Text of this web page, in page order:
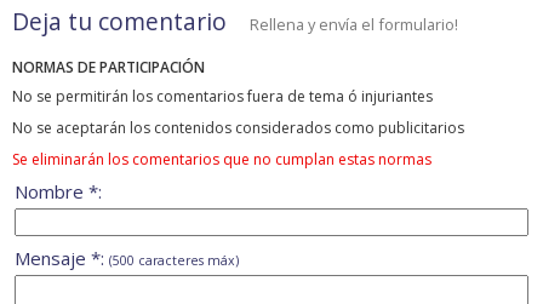
Deja tu comentario Rellena y envía el formulario!
NORMAS DE PARTICIPACIÓN
No se permitirán los comentarios fuera de tema ó injuriantes
No se aceptarán los contenidos considerados como publicitarios
Se eliminarán los comentarios que no cumplan estas normas
Nombre *:
Mensaje *: (500 caracteres máx)